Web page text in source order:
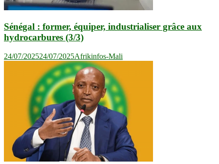
Sénégal : former, équiper, industrialiser grâce aux
hydrocarbures (3/3)
24/07/202524/07/2025Afrikinfos-Mali